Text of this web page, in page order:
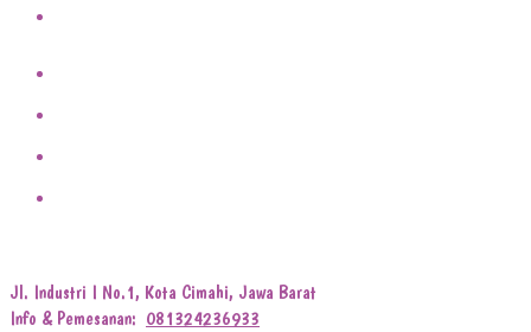
Jl. Industri I No.1, Kota Cimahi, Jawa Barat
Info & Pemesanan: 081324236933